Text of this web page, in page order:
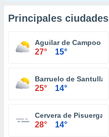
Principales ciudades
Aguilar de Campoo
27° 15°
Barruelo de Santullán
25° 14°
Cervera de Pisuerga
28° 14°